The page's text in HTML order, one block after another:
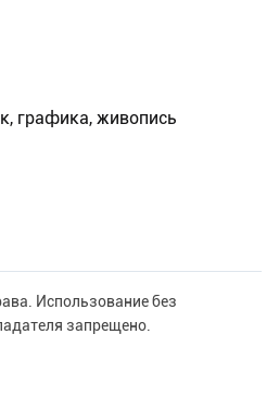
графика, живопись
Использование без
запрещено.